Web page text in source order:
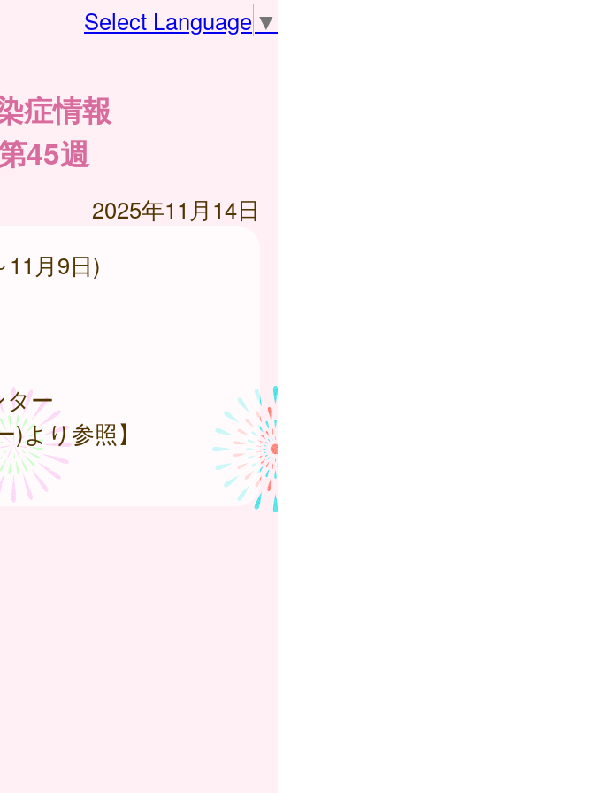
Select Language ▼
症情報
45週
2025年11月14日
11月9日)
ター
より参照】